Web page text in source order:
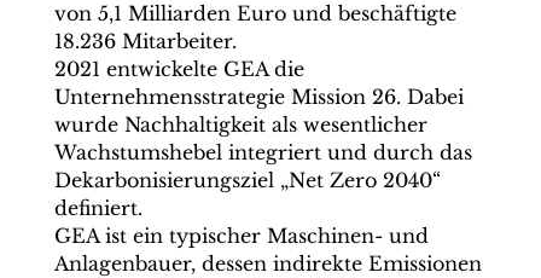
von 5,1 Milliarden Euro und beschäftigte
18.236 Mitarbeiter.
2021 entwickelte GEA die
Unternehmensstrategie Mission 26. Dabei
wurde Nachhaltigkeit als wesentlicher
Wachstumshebel integriert und durch das
Dekarbonisierungsziel „Net Zero 2040“
definiert.
GEA ist ein typischer Maschinen- und
Anlagenbauer, dessen indirekte Emissionen